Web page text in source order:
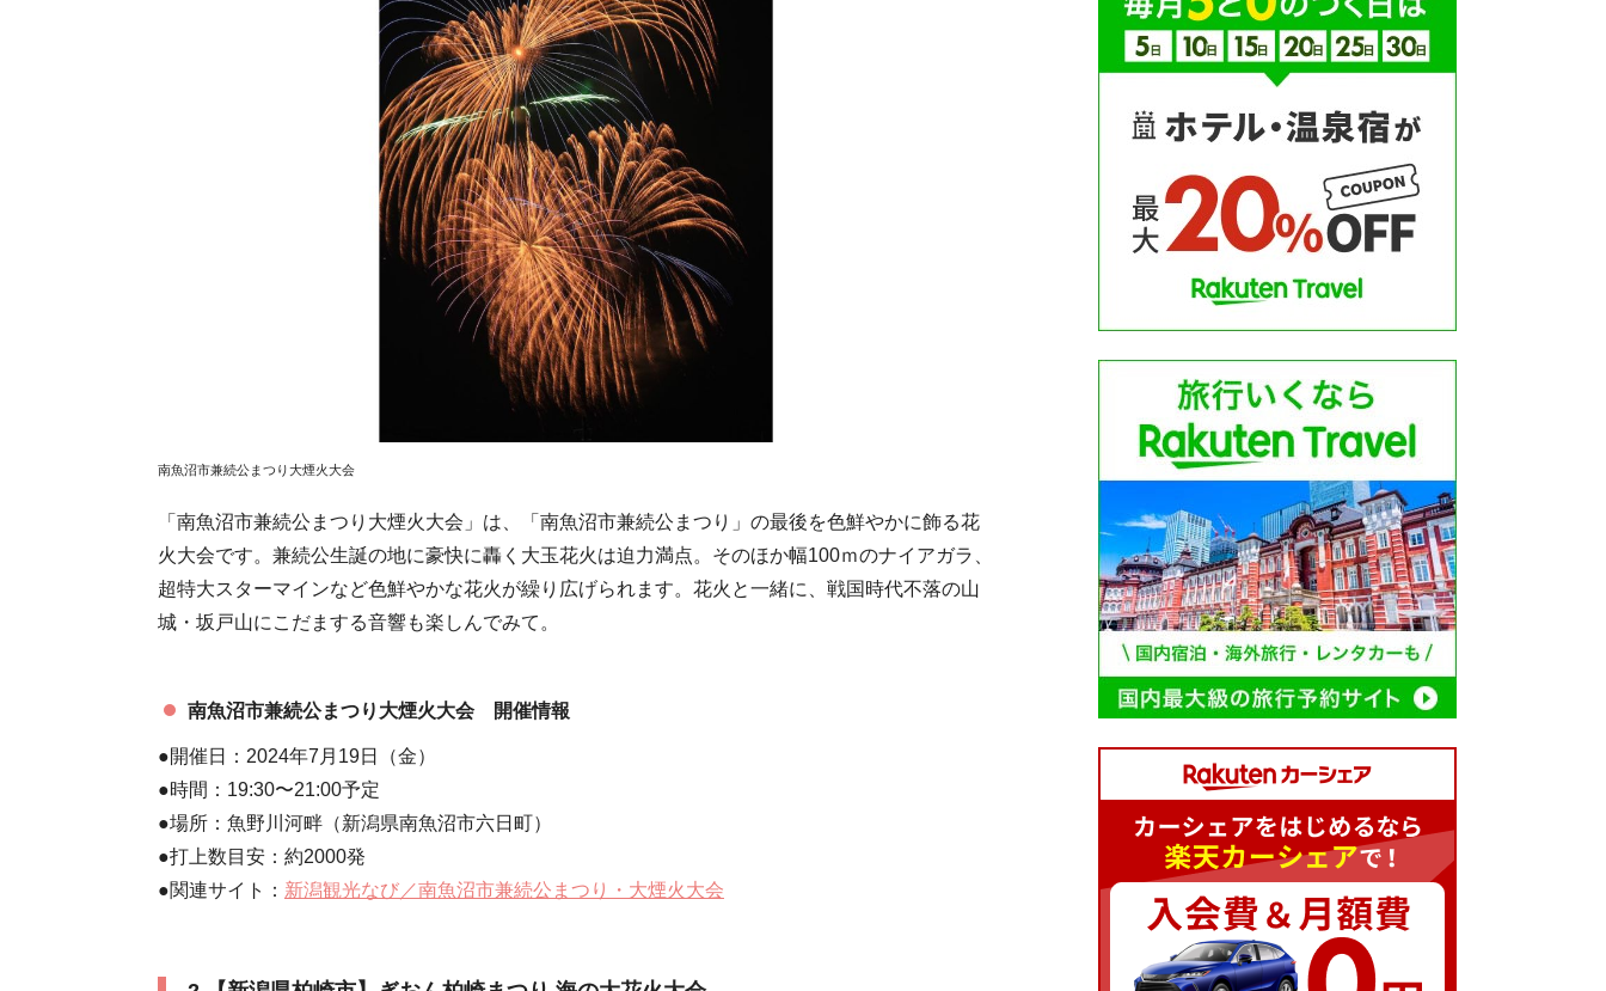
南魚沼市兼続公まつり大煙火大会
「南魚沼市兼続公まつり大煙火大会」は、「南魚沼市兼続公まつり」の最後を色鮮やかに飾る花
火大会です。兼続公生誕の地に豪快に轟く大玉花火は迫力満点。そのほか幅100ｍのナイアガラ、
超特大スターマインなど色鮮やかな花火が繰り広げられます。花火と一緒に、戦国時代不落の山
城・坂戸山にこだまする音響も楽しんでみて。
南魚沼市兼続公まつり大煙火大会 開催情報
●開催日：2024年7月19日（金）
●時間：19:30〜21:00予定
●場所：魚野川河畔（新潟県南魚沼市六日町）
●打上数目安：約2000発
●関連サイト： 新潟観光なび／南魚沼市兼続公まつり・大煙火大会